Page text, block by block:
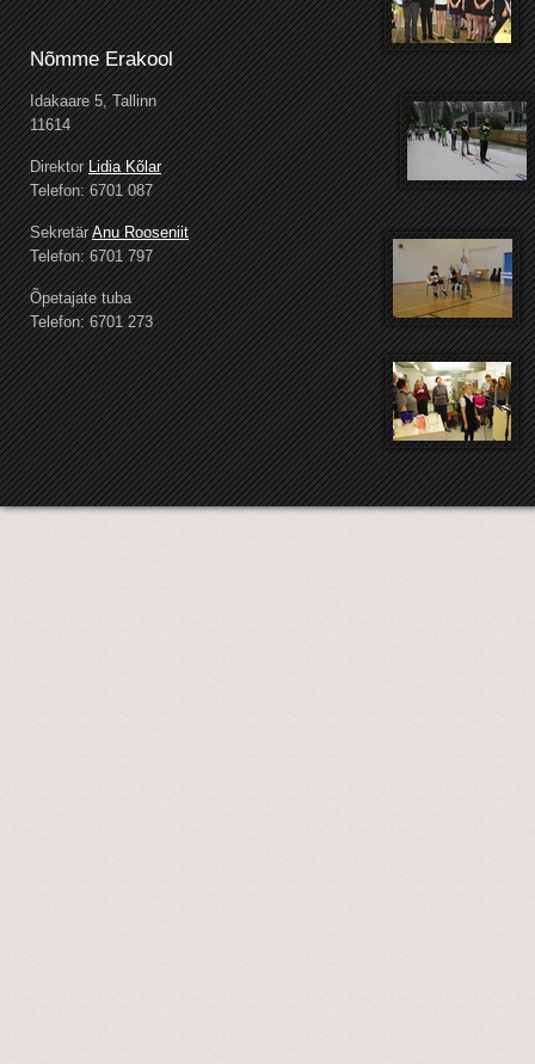
Nõmme Erakool
Idakaare 5, Tallinn
11614
DirektorLidia Kõlar
Telefon: 6701 087
SekretärAnu Rooseniit
Telefon: 6701 797
Õpetajate tuba
Telefon: 6701 273